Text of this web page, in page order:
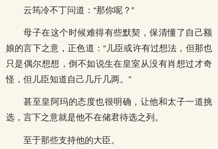
云筠冷不丁问道：“那你呢？”
母子在这个时候难得有些默契，保清懂了自己额
娘的言下之意，正色道：“儿臣或许有过想法，但那也
只是偶尔想想，倒不如说生在皇室从没有肖想过才奇
怪，但儿臣知道自己几斤几两。”
甚至皇阿玛的态度也很明确，让他和太子一道挑
选，言下之意就是他不在储君待选之列。
至于那些支持他的大臣。